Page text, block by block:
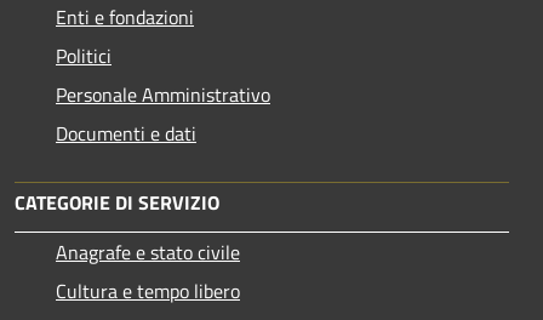
Enti e fondazioni
Politici
Personale Amministrativo
Documenti e dati
CATEGORIE DI SERVIZIO
Anagrafe e stato civile
Cultura e tempo libero